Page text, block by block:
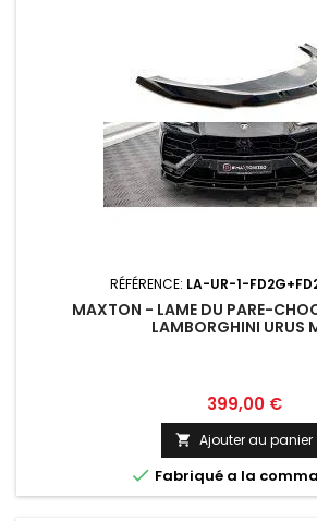
RÉFÉRENCE: LA-UR-1-
MAXTON - LAME DU PARE-
LAMBORGHINI URUS
Prix
399,00 €
 Ajouter au panier
 Fabriqué a la